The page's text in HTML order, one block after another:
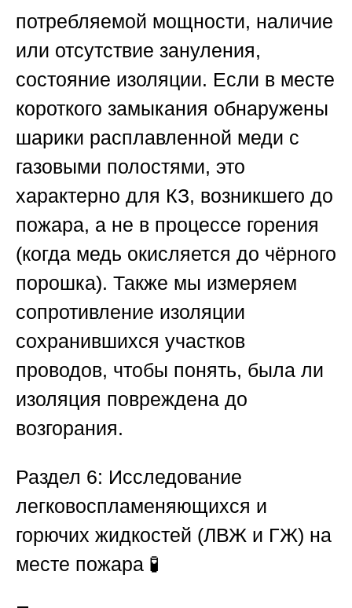
потребляемой мощности, наличие
или отсутствие зануления,
состояние изоляции. Если в месте
короткого замыкания обнаружены
шарики расплавленной меди с
газовыми полостями, это
характерно для КЗ, возникшего до
пожара, а не в процессе горения
(когда медь окисляется до чёрного
порошка). Также мы измеряем
сопротивление изоляции
сохранившихся участков
проводов, чтобы понять, была ли
изоляция повреждена до
возгорания.
Раздел 6: Исследование
легковоспламеняющихся и
горючих жидкостей (ЛВЖ и ГЖ) на
месте пожара 🧪